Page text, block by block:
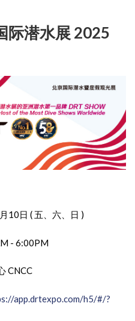
际潜水展 2025
10日 ( 五、六、日 )
- 6:00PM
CNCC
app.drtexpo.com/h5/#/?